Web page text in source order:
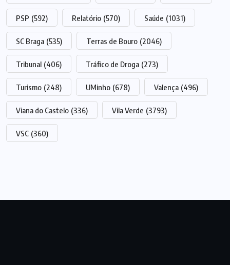
PSP (592) Relatório (570) Saúde (1031)
SC Braga (535) Terras de Bouro (2046)
Tribunal (406) Tráfico de Droga (273)
Turismo (248) UMinho (678) Valença (496)
Viana do Castelo (336) Vila Verde (3793)
VSC (360)